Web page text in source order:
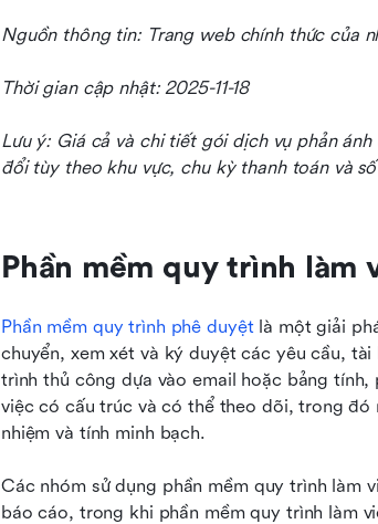
Nguồn thông tin: Trang web chính thức của
Thời gian cập nhật: 2025-11-18
Lưu ý: Giá cả và chi tiết gói dịch vụ phản
đổi tùy theo khu vực, chu kỳ thanh toán và
Phần mềm quy trình làm
Phần mềm quy trình phê duyệt là một giải
chuyển, xem xét và ký duyệt các yêu cầu,
trình thủ công dựa vào email hoặc bảng
việc có cấu trúc và có thể theo dõi, trong
nhiệm và tính minh bạch.
Các nhóm sử dụng phần mềm quy trình làm
báo cáo, trong khi phần mềm quy trình làm